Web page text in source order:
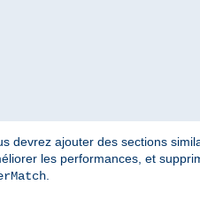
devrez ajouter des sections
les performances, et
.